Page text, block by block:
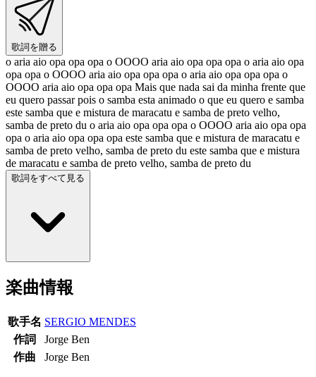
歌詞を贈る
o aria aio opa opa opa o OOOO aria aio opa opa opa o aria aio opa
opa opa o OOOO aria aio opa opa opa o aria aio opa opa opa o
OOOO aria aio opa opa opa Mais que nada sai da minha frente que
eu quero passar pois o samba esta animado o que eu quero e samba
este samba que e mistura de maracatu e samba de preto velho,
samba de preto du o aria aio opa opa opa o OOOO aria aio opa opa
opa o aria aio opa opa opa este samba que e mistura de maracatu e
samba de preto velho, samba de preto du este samba que e mistura
de maracatu e samba de preto velho, samba de preto du
歌詞をすべて見る
楽曲情報
歌手名 SERGIO MENDES
作詞
Jorge Ben
作曲
Jorge Ben